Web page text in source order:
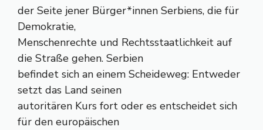
der Seite jener Bürger*innen Serbiens, die für
Demokratie,
Menschenrechte und Rechtsstaatlichkeit auf
die Straße gehen. Serbien
befindet sich an einem Scheideweg: Entweder
setzt das Land seinen
autoritären Kurs fort oder es entscheidet sich
für den europäischen